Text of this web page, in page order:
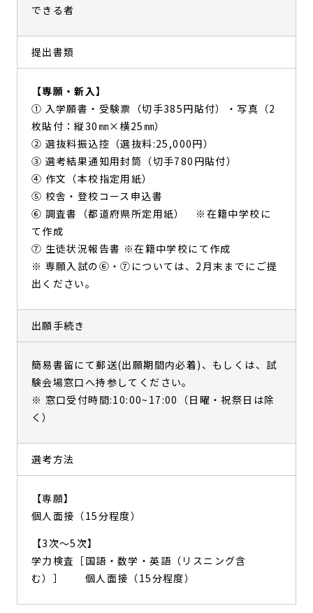
できる者
提出書類
【専願・新入】
① 入学願書・受験票（切手385円貼付）・写真（2
枚貼付：縦30㎜×横25㎜）
② 選抜料振込控（選抜料:25,000円）
③ 選考結果通知用封筒（切手780円貼付）
④ 作文（本校指定用紙）
⑤ 校舎・登校コース申込書
⑥ 調査書（都道府県所定用紙） ※在籍中学校に
て作成
⑦ 生徒状況報告書 ※在籍中学校にて作成
※ 専願入試の⑥・⑦については、2月末までにご提
出ください。
出願手続き
簡易書留にて郵送(出願期間内必着)、もしくは、試
験会場窓口へ持参してください。
※ 窓口受付時間:10:00~17:00（日曜・祝祭日は除
く）
選考方法
【専願】
個人面接（15分程度）
【3次～5次】
学力検査［国語・数学・英語（リスニング含
む）］ 個人面接（15分程度）